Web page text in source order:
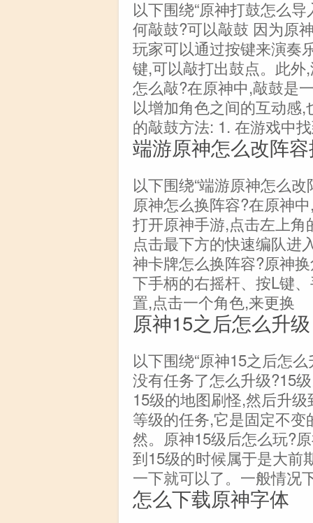
以下围绕“原神打鼓怎么
何敲鼓?可以敲鼓 因为原
玩家可以通过按键来演奏
键,可以敲打出鼓点。此
怎么敲?在原神中,敲鼓是
以增加角色之间的互动感
的敲鼓方法: 1. 在游戏中
端游原神怎么改阵
以下围绕“端游原神怎么
原神怎么换阵容?在原神
打开原神手游,点击左上
点击最下方的快速编队进
神卡牌怎么换阵容?原神
下手柄的右摇杆、按L键
置,点击一个角色,来更换
原神15之后怎么升级
以下围绕“原神15之后怎
没有任务了怎么升级?15
15级的地图刷怪,然后升
等级的任务,它是固定不
然。原神15级后怎么玩?
到15级的时候属于是大前
一下就可以了。一般情况
怎么下载原神字体